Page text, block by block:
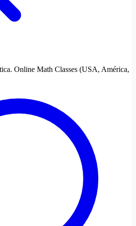
Online Math Classes (USA, América,